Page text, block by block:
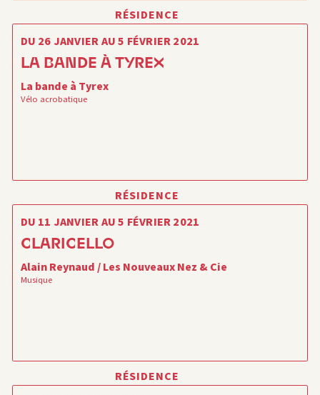
RÉSIDENCE
DU 26 JANVIER AU 5 FÉVRIER 2021
LA BANDE À TYREX
La bande à Tyrex
Vélo acrobatique
RÉSIDENCE
DU 11 JANVIER AU 5 FÉVRIER 2021
CLARICELLO
Alain Reynaud / Les Nouveaux Nez & Cie
Musique
RÉSIDENCE